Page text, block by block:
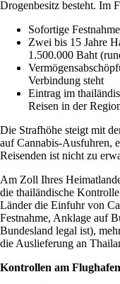
Drogenbesitz besteht. Im
Sofortige
Zwei bis 15 Jahre
1.500.000 Baht
Verbindung steht
Eintrag im
Reisen in der
Die Strafhöhe steigt mit
auf Cannabis-Ausfuhren,
Reisenden ist nicht zu
Am Zoll Ihres
die thailändische
Länder die Einfuhr von
Festnahme, Anklage auf
Bundesland legal ist),
die Auslieferung an
Kontrollen am Flughafen